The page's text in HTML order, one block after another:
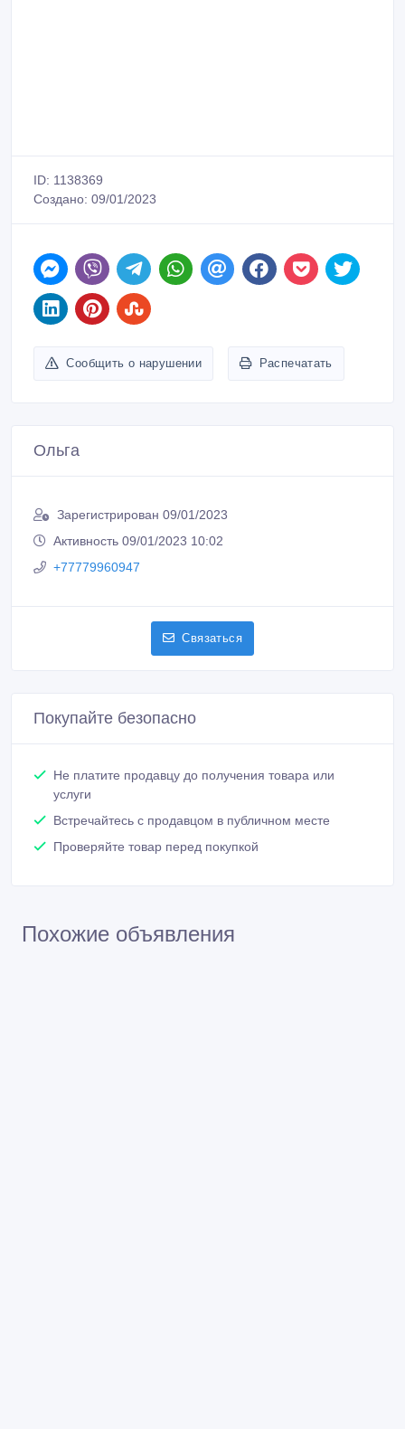
ID: 1138369
Создано: 09/01/2023
Сообщить о нарушении Распечатать
Ольга
Зарегистрирован 09/01/2023
Активность 09/01/2023 10:02
+77779960947
Связаться
Покупайте безопасно
Не платите продавцу до получения товара или
услуги
Встречайтесь с продавцом в публичном месте
Проверяйте товар перед покупкой
Похожие объявления